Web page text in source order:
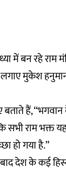
में बन रहे
लगाए मुकेश
हैं,
सभी राम भक्त
गया है.’’
देश के कई